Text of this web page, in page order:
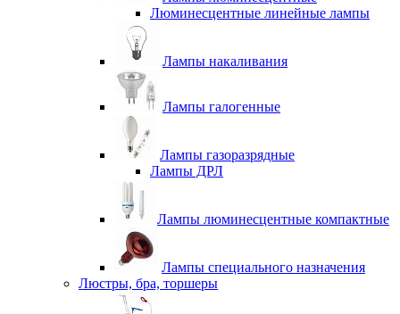
Люминесцентные линейные лампы
Лампы накаливания
Лампы галогенные
Лампы газоразрядные
Лампы ДРЛ
Лампы люминесцентные компактные
Лампы специального назначения
Люстры, бра, торшеры